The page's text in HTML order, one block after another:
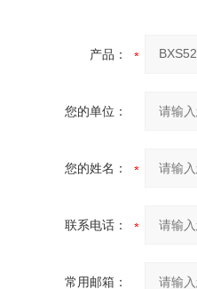
产品：
您的单位：
您的姓名：
联系电话：
常用邮箱：